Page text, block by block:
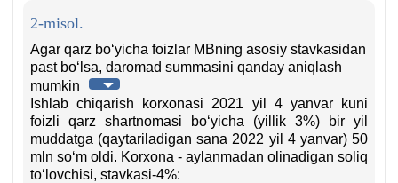
2-misol.
Agar qarz boʻyicha foizlar MBning asosiy stavkasidan
past boʻlsa, daromad summasini qanday aniqlash
mumkin
Ishlab chiqarish korхonasi 2021 yil 4 yanvar kuni
foizli qarz shartnomasi boʻyicha (yillik 3%) bir yil
muddatga (qaytariladigan sana 2022 yil 4 yanvar) 50
mln soʻm oldi. Korхona - aylanmadan olinadigan soliq
toʻlovchisi, stavkasi-4%: